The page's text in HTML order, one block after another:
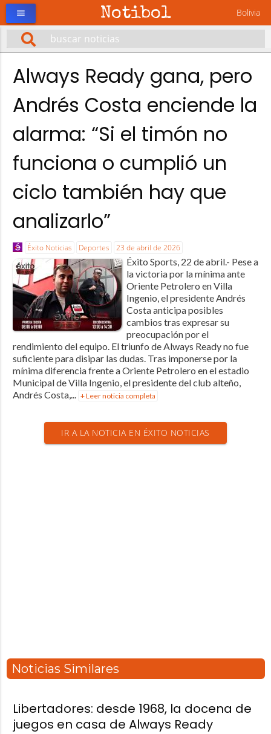
Notibol Bolivia
menu
Always Ready gana, pero
Andrés Costa enciende la
alarma: “Si el timón no
funciona o cumplió un
ciclo también hay que
analizarlo”
Éxito Noticias Deportes 23 de abril de 2026
Éxito Sports, 22 de abril.- Pese a
la victoria por la mínima ante
Oriente Petrolero en Villa
Ingenio, el presidente Andrés
Costa anticipa posibles
cambios tras expresar su
preocupación por el
rendimiento del equipo. El triunfo de Always Ready no fue
suficiente para disipar las dudas. Tras imponerse por la
mínima diferencia frente a Oriente Petrolero en el estadio
Municipal de Villa Ingenio, el presidente del club alteño,
Andrés Costa,... + Leer noticia completa
IR A LA NOTICIA EN ÉXITO NOTICIAS
Noticias Similares
Libertadores: desde 1968, la docena de
juegos en casa de Always Ready